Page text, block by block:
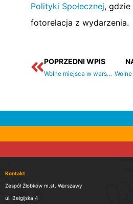
Polityki Społecznej, gdzie
fotorelacja z wydarzenia.
Prev
POPRZEDNI WPIS
Wolne miejsca w warszawskich placówkach (stan na dzień 04.04.2025r.)
Kontakt
Zespół Żłobków m.st. Warszawy
ul. Belgijska 4